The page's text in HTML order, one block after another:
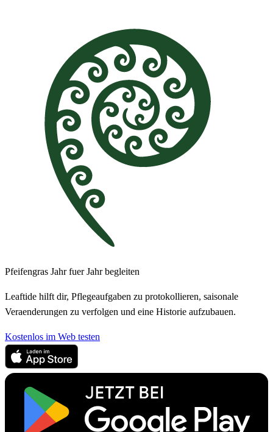
Pfeifengras Jahr fuer Jahr begleiten
Leaftide hilft dir, Pflegeaufgaben zu protokollieren, saisonale
Veraenderungen zu verfolgen und eine Historie aufzubauen.
Kostenlos im Web testen